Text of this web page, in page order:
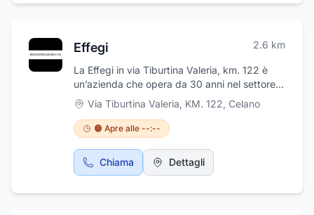
Effegi 2.6 km
La Effegi in via Tiburtina Valeria, km. 122 è
un’azienda che opera da 30 anni nel settore
della verniciatura del legno e che utilizza
vernici biologiche brevettate e strumenti di
ultima generazione. Offre i servizi di
tinteggiatura, verniciatura, ignifugatura,
testurizzazzione (antiscivolo), verniciatura ad
acqua e verniciatura biologica, che possono
sedute per ufficio, parquet, finestre e porte,
Via Tiburtina Valeria, KM. 122, Celano
🟠 Apre alle --:--
Chiama Dettagli